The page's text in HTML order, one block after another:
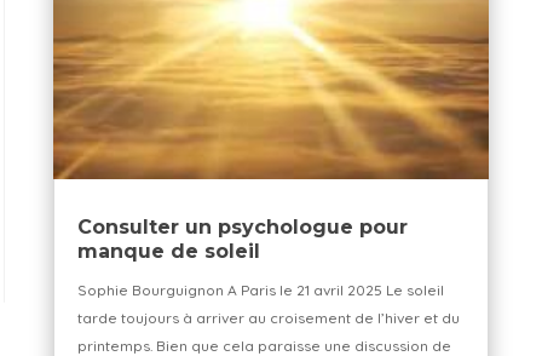
Consulter un psychologue pour
manque de soleil
Sophie Bourguignon A Paris le 21 avril 2025 Le soleil
tarde toujours à arriver au croisement de l’hiver et du
printemps. Bien que cela paraisse une discussion de